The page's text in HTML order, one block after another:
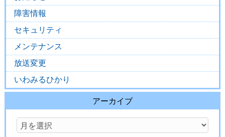
障害情報
セキュリティ
メンテナンス
放送変更
いわみるひかり
アーカイブ